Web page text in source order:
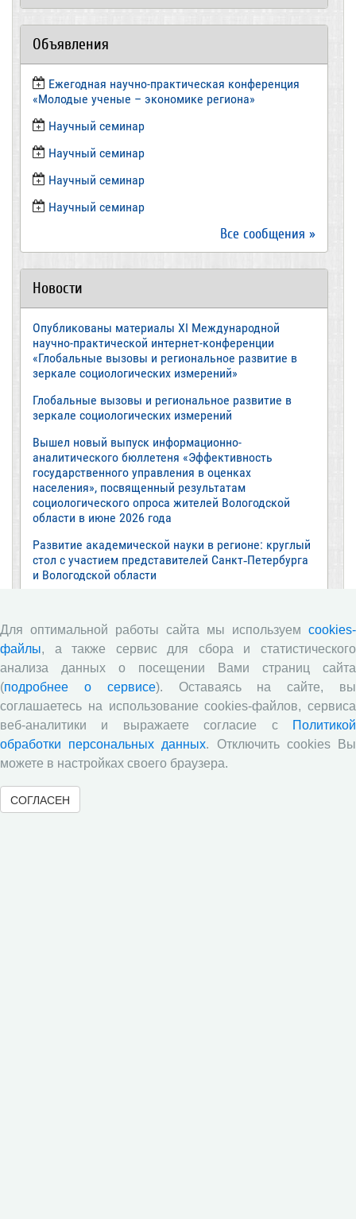
Объявления
Ежегодная научно-практическая конференция
«Молодые ученые – экономике региона»
​Научный семинар
​Научный семинар
Научный семинар
​Научный семинар
Все сообщения »
Новости
Опубликованы материалы XI Международной
научно-практической интернет-конференции
«Глобальные вызовы и региональное развитие в
зеркале социологических измерений»
Глобальные вызовы и региональное развитие в
зеркале социологических измерений
Вышел новый выпуск информационно-
аналитического бюллетеня «Эффективность
государственного управления в оценках
населения», посвященный результатам
социологического опроса жителей Вологодской
области в июне 2026 года
Развитие академической науки в регионе: круглый
стол с участием представителей Санкт‑Петербурга
и Вологодской области
научного семинара (г. Москва, ИНП РАН)
Все сообщения »
Обзор научных публикаций
Е.В. Лукин: обзор заметки «Вологодчина
«взлетела» в рейтинге промышленного
производства», газета «Красный север», № 74, 11
июля, 2018 г.
Для оптимальной работы сайта мы используем cookies-
файлы, а также сервис для сбора и статистического
анализа данных о посещении Вами страниц сайта
(подробнее о сервисе). Оставаясь на сайте, вы
соглашаетесь на использование cookies-файлов, сервиса
веб-аналитики и выражаете согласие с
Политикой
обработки персональных данных. Отключить cookies Вы
можете в настройках своего браузера.
СОГЛАСЕН